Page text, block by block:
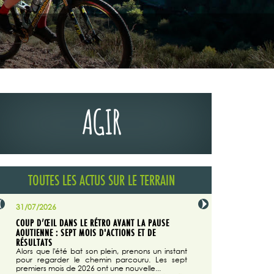
AGIR
TOUTES LES ACTUS SUR LE TERRAIN
du
31/07/2026
COUP D’ŒIL DANS LE RÉTRO AVANT LA PAUSE
AOUTIENNE : SEPT MOIS D'ACTIONS ET DE
RÉSULTATS
Alors que l'été bat son plein, prenons un instant
pour regarder le chemin parcouru. Les sept
premiers mois de 2026 ont une nouvelle...
29/07/2026